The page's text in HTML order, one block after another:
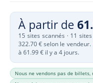
À partir de
15 sites scannés · 11
322.70 € selon le vendeur.
à 61.99 € il y a 4 jours.
Nous ne vendons pas de